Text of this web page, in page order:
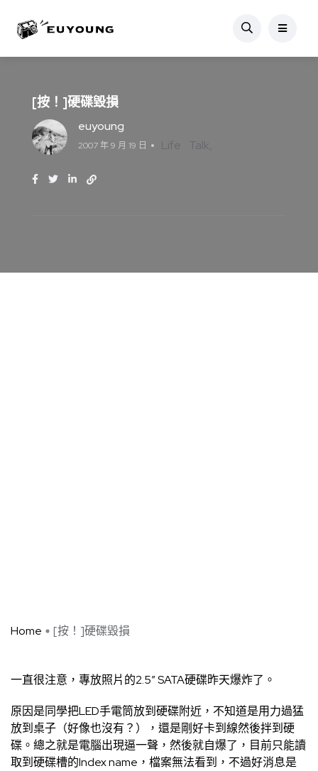
[按！]硬碟毀損
euyoung
2007 年 9 月 19 日 Life Talk
Home [按！]硬碟毀損
一直很注意，專放照片的2.5″ SATA硬碟昨天爆炸了。
原因是同學把LED手電筒放到硬碟附近，不知道是用力過猛
放到桌子（好像也沒有？），還是剛好卡到線然後拌到硬
碟。總之就是電腦出現逼一聲，然後就自爆了，目前只能讀
取到硬碟槽的Index name，檔案無法看到，不過好消息是